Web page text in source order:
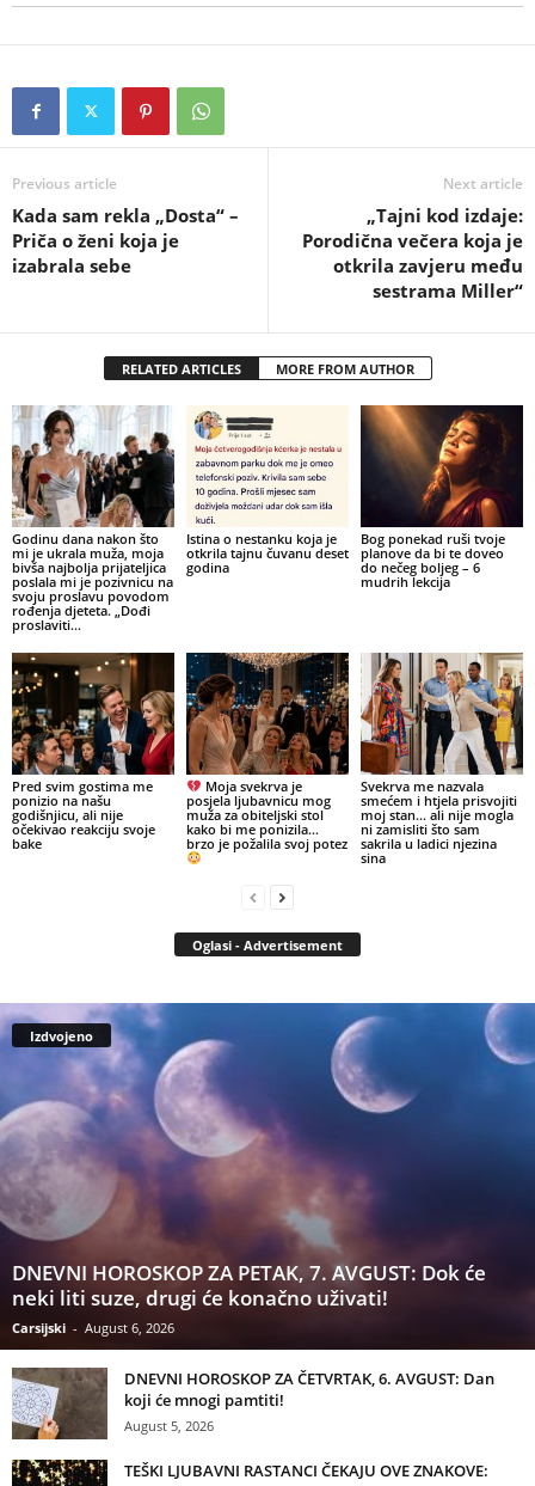
Previous article
Kada sam rekla „Dosta“ –
Priča o ženi koja je
izabrala sebe
Next article
„Tajni kod izdaje:
Porodična večera koja je
otkrila zavjeru među
sestrama Miller“
RELATED ARTICLES MORE FROM AUTHOR
Godinu dana nakon što
mi je ukrala muža, moja
bivša najbolja prijateljica
poslala mi je pozivnicu na
svoju proslavu povodom
rođenja djeteta. „Dođi
proslaviti...
Istina o nestanku koja je
otkrila tajnu čuvanu deset
godina
Bog ponekad ruši tvoje
planove da bi te doveo
do nečeg boljeg – 6
mudrih lekcija
Pred svim gostima me
ponizio na našu
godišnjicu, ali nije
očekivao reakciju svoje
bake
Moja svekrva je
posjela ljubavnicu mog
muža za obiteljski stol
kako bi me ponizila…
brzo je požalila svoj potez
Svekrva me nazvala
smećem i htjela prisvojiti
moj stan… ali nije mogla
ni zamisliti što sam
sakrila u ladici njezina
sina
Oglasi - Advertisement
Izdvojeno
DNEVNI HOROSKOP ZA PETAK, 7. AVGUST: Dok će
neki liti suze, drugi će konačno uživati!
Carsijski - August 6, 2026
DNEVNI HOROSKOP ZA ČETVRTAK, 6. AVGUST: Dan
koji će mnogi pamtiti!
August 5, 2026
TEŠKI LJUBAVNI RASTANCI ČEKAJU OVE ZNAKOVE: